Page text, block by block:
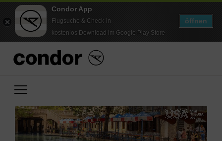
Condor App
Flugsuche & Check-in
kostenlos Download im Google Play Store
öffnen